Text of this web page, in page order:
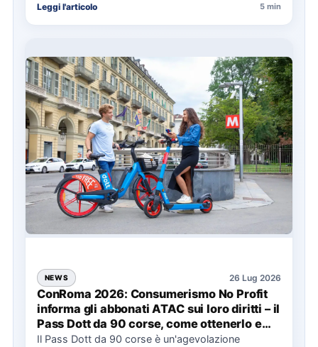
soprattutto…
Leggi l'articolo 5 min
NEWS 26 Lug 2026
ConRoma 2026: Consumerismo No Profit
informa gli abbonati ATAC sui loro diritti – il
Pass Dott da 90 corse, come ottenerlo e
cosa spetta in caso di disservizi
Il Pass Dott da 90 corse è un'agevolazione